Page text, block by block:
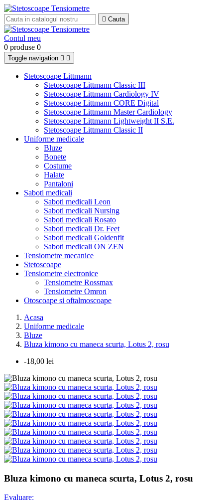
 Cauta
Contul meu
0 produse 0
Toggle navigation  
Stetoscoape Littmann
Stetoscoape Littmann Classic III
Stetoscoape Littmann Cardiology IV
Stetoscoape Littmann CORE Digital
Stetoscoape Littmann Master Cardiology
Stetoscoape Littmann Lightweight II S.E.
Stetoscoape Littmann Classic II
Uniforme medicale
Bluze
Bonete
Costume
Halate
Pantaloni
Saboti medicali
Saboti medicali Leon
Saboti medicali Nursing
Saboti medicali Rosato
Saboti medicali Dr. Feet
Saboti medicali Goldenfit
Saboti medicali ON ZEN
Tensiometre mecanice
Stetoscoape
Tensiometre electronice
Tensiometre Rossmax
Tensiometre Omron
Otoscoape si oftalmoscoape
Acasa
Uniforme medicale
Bluze
Bluza kimono cu maneca scurta, Lotus 2, rosu
-18,00 lei
Bluza kimono cu maneca scurta, Lotus 2, rosu
Evaluare: